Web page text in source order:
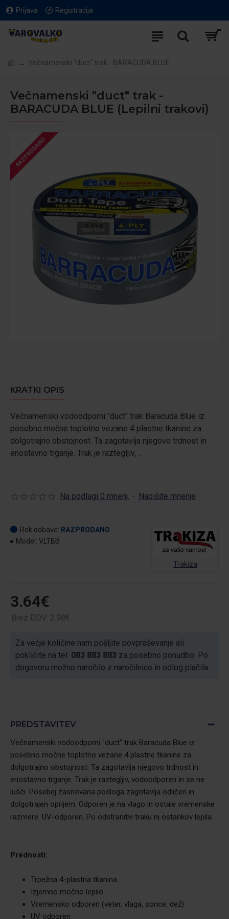
Prijava Registracija
Večnamenski "duct" trak - BARACUDA BLUE
Večnamenski "duct" trak -
BARACUDA BLUE (Lepilni trakovi)
RAZPRODANO
KRATKI OPIS
Večnamenski vodoodporni "duct" trak Baracuda Blue iz
posebno močne toplotno vezane 4 plastne tkanine za
dolgotrajno obstojnost. Ta zagotavlja njegovo trdnost in
enostavno trganje. Trak je raztegljiv, ..
Na podlagi 0 mnenj. - Napišite mnenje
3.64€
Brez DDV: 2.98€
Rok dobave: RAZPRODANO
Model: VLTBB
Trakiza
Za večje količine nam pošljite povpraševanje ali
pokličite na tel. 083 883 883 za posebno ponudbo. Po
dogovoru možno naročilo z naročilnico in odlog plačila.
PREDSTAVITEV
Večnamenski vodoodporni "duct" trak Baracuda Blue iz
posebno močne toplotno vezane 4 plastne tkanine za
dolgotrajno obstojnost. Ta zagotavlja njegovo trdnost in
enostavno trganje. Trak je raztegljiv, vodoodporen in se ne
lušči. Posebej zasnovana podloga zagotavlja odličen in
dolgotrajen oprijem. Odporen je na vlago in ostale vremenske
razmere. UV-odporen. Po odstranitvi traku ni ostankov lepila.
Prednosti:
Trpežna 4-plastna tkanina
Izjemno močno lepilo
Vremensko odporen (veter, vlaga, sonce, dež)
UV odporen